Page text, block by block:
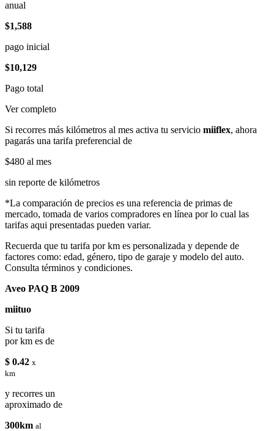
anual
$1,588
pago inicial
$10,129
Pago total
Ver completo
Si recorres más kilómetros al mes activa tu servicio miiflex, ahora
pagarás una tarifa preferencial de
$480 al mes
sin reporte de kilómetros
*La comparación de precios es una referencia de primas de
mercado, tomada de varios compradores en línea por lo cual las
tarifas aqui presentadas pueden variar.
Recuerda que tu tarifa por km es personalizada y depende de
factores como: edad, género, tipo de garaje y modelo del auto.
Consulta términos y condiciones.
Aveo PAQ B 2009
miituo
Si tu tarifa
por km es de
$ 0.42 x
km
y recorres un
aproximado de
300km al